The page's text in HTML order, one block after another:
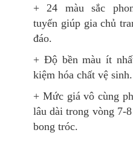
+ 24 màu sắc
tuyến giúp gia chủ
đáo.
+ Độ bền màu ít
kiệm hóa chất vệ sinh.
+ Mức giá vô cùng
lâu dài trong vòng 7-
bong tróc.